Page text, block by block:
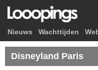
Nieuws Wachttijden
Disneyland Paris